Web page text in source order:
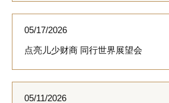
05/17/2026
点亮儿少财商 同行世界展望会
05/11/2026